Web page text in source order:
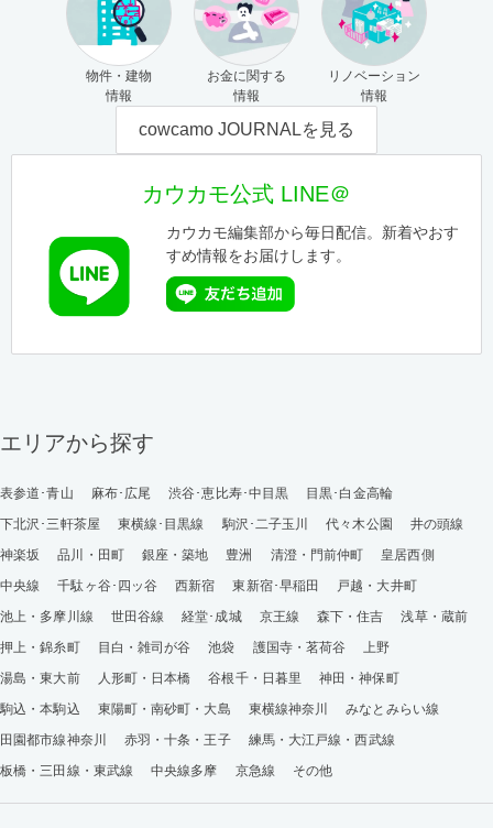
物件・建物
情報
お金に関する
情報
リノベーション
情報
cowcamo JOURNALを見る
カウカモ公式 LINE＠
カウカモ編集部から毎日配信。新着やおす
すめ情報をお届けします。
エリアから探す
表参道･青山 麻布･広尾 渋谷･恵比寿･中目黒
目黒･白金高輪
下北沢･三軒茶屋
東横線･目黒線 駒沢･二子玉川 代々木公園
井の頭線
神楽坂
品川・田町 銀座・築地 豊洲 清澄・門前仲町
皇居西側
中央線
千駄ヶ谷･四ッ谷 西新宿 東新宿･早稲田
戸越・大井町
池上・多摩川線
世田谷線 経堂･成城 京王線 森下・住吉
浅草・蔵前
押上・錦糸町
目白・雑司が谷 池袋 護国寺・茗荷谷
上野
湯島・東大前
人形町・日本橋 谷根千・日暮里
神田・神保町
駒込・本駒込
東陽町・南砂町・大島 東横線神奈川
みなとみらい線
田園都市線神奈川
赤羽・十条・王子
練馬・大江戸線・西武線
板橋・三田線・東武線
中央線多摩 京急線 その他